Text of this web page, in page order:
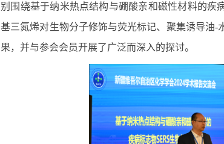
别围绕基于纳米热点结构与硼酸亲和磁性材料的疾
基三氮烯对生物分子修饰与荧光标记、聚集诱导油
果，并与参会会员开展了广泛而深入的探讨。